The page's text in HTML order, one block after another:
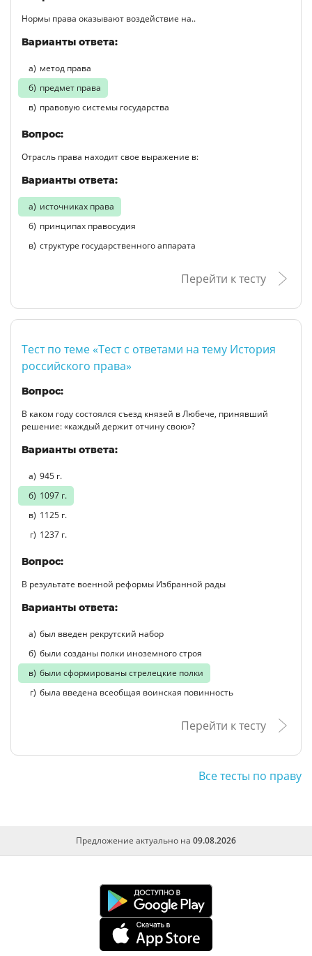
Нормы права оказывают воздействие на..
Варианты ответа:
метод права
предмет права
правовую системы государства
Вопрос:
Отрасль права находит свое выражение в:
Варианты ответа:
источниках права
принципах правосудия
структуре государственного аппарата
Перейти к тесту
Тест по теме «Тест с ответами на тему История
российского права»
Вопрос:
В каком году состоялся съезд князей в Любече, принявший
решение: «каждый держит отчину свою»?
Варианты ответа:
945 г.
1097 г.
1125 г.
1237 г.
Вопрос:
В результате военной реформы Избранной рады
Варианты ответа:
был введен рекрутский набор
были созданы полки иноземного строя
были сформированы стрелецкие полки
была введена всеобщая воинская повинность
Перейти к тесту
Все тесты по праву
Предложение актуально на 09.08.2026